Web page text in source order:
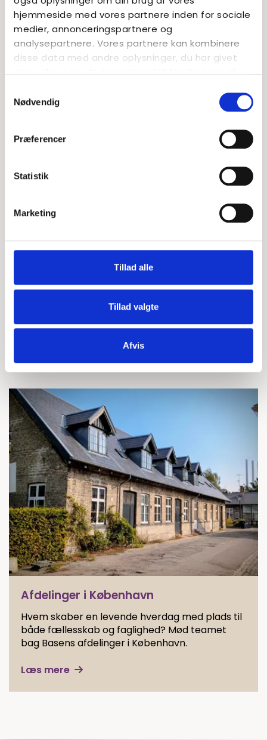
hjemmeside med vores partnere inden for sociale
medier, annonceringspartnere og
analysepartnere. Vores partnere kan kombinere
disse data med andre oplysninger, du har givet
Nødvendig
Præferencer
Statistik
Marketing
Tillad alle
Tillad valgte
Afvis
Kontakt
Kristine Wulff-Dalsgaard
Kvalitets- og driftschef
LÆS OGSÅ...
Afdelinger i København
Hvem skaber en levende hverdag med plads til
både fællesskab og faglighed? Mød teamet
bag Basens afdelinger i København.
Læs mere